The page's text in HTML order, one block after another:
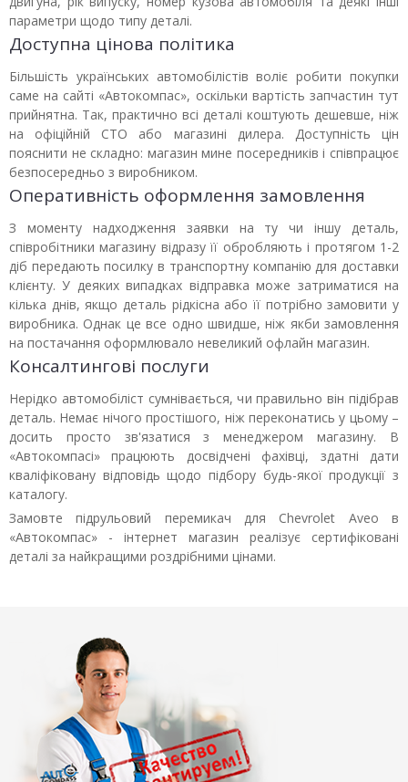
параметри щодо типу деталі.
Доступна цінова політика
Більшість українських автомобілістів воліє робити покупки
саме на сайті «Автокомпас», оскільки вартість запчастин тут
прийнятна. Так, практично всі деталі коштують дешевше, ніж
на офіційній СТО або магазині дилера. Доступність цін
пояснити не складно: магазин мине посередників і співпрацює
безпосередньо з виробником.
Оперативність оформлення замовлення
З моменту надходження заявки на ту чи іншу деталь,
співробітники магазину відразу її обробляють і протягом 1-2
діб передають посилку в транспортну компанію для доставки
клієнту. У деяких випадках відправка може затриматися на
кілька днів, якщо деталь рідкісна або її потрібно замовити у
виробника. Однак це все одно швидше, ніж якби замовлення
на постачання оформлювало невеликий офлайн магазин.
Консалтингові послуги
Нерідко автомобіліст сумнівається, чи правильно він підібрав
деталь. Немає нічого простішого, ніж переконатись у цьому –
досить просто зв'язатися з менеджером магазину. В
«Автокомпасі» працюють досвідчені фахівці, здатні дати
кваліфіковану відповідь щодо підбору будь-якої продукції з
каталогу.
Замовте підрульовий перемикач для Chevrolet Aveo в
«Автокомпас» - інтернет магазин реалізує сертифіковані
деталі за найкращими роздрібними цінами.